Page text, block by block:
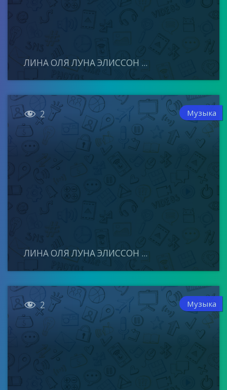
ЛИНА ОЛЯ ЛУНА ЭЛИССОН ...
 2 Музыка
ЛИНА ОЛЯ ЛУНА ЭЛИССОН ...
 2 Музыка